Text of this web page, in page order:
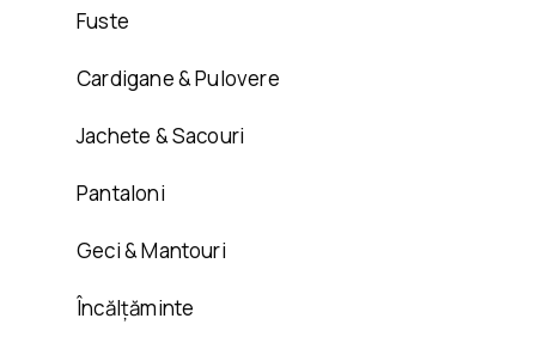
Fuste
Cardigane & Pulovere
Jachete & Sacouri
Pantaloni
Geci & Mantouri
Încălțăminte